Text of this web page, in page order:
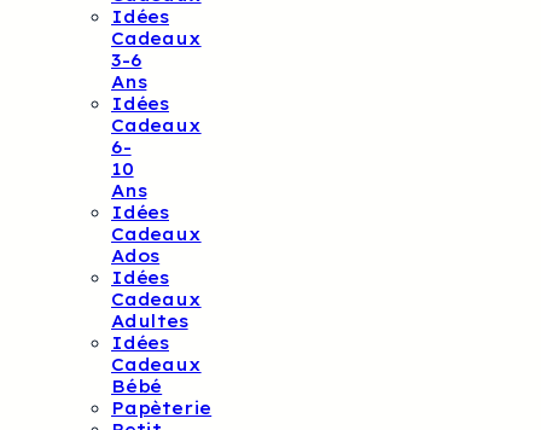
Idées
Cadeaux
3-6
Ans
Idées
Cadeaux
6-
10
Ans
Idées
Cadeaux
Ados
Idées
Cadeaux
Adultes
Idées
Cadeaux
Bébé
Papèterie